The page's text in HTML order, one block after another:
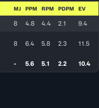
MJ PPM RPM PDPM EV
8 4.8 4.4 2.1 9.4
8 6.4 5.8 2.3 11.5
- 5.6 5.1 2.2 10.4